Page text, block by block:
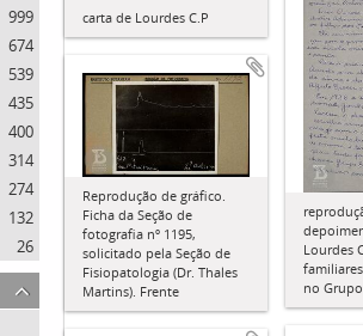
999
674
539
435
400
314
274
132
26
carta de Lourdes C.P
Lourdes
no
Reprodução de gráfico.
Ficha da Seção de
fotografia nº 1195,
solicitado pela Seção de
Fisiopatologia (Dr. Thales
Martins). Frente